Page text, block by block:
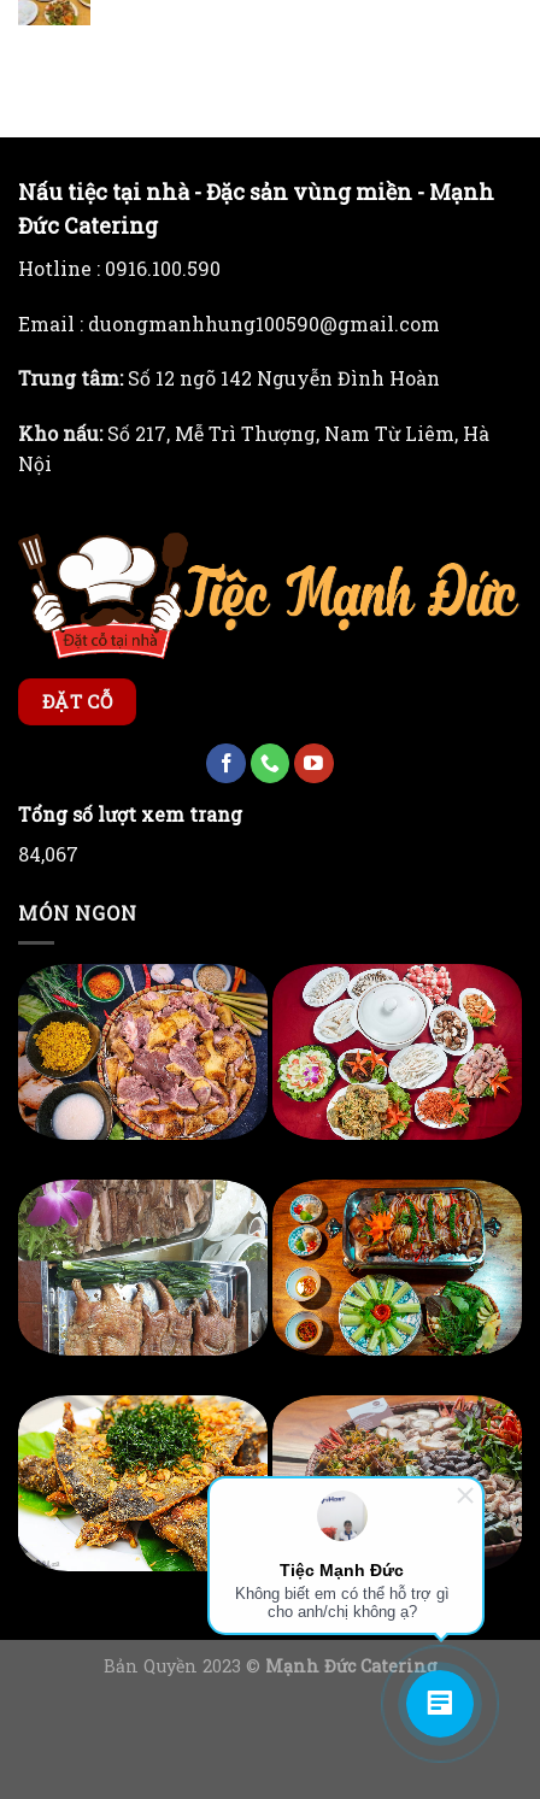
Nấu tiệc tại nhà - Đặc sản vùng miền - Mạnh
Đức Catering
Hotline : 0916.100.590
Email : duongmanhhung100590@gmail.com
Trung tâm:Số 12 ngõ 142 Nguyễn Đình Hoàn
Kho nấu:Số 217, Mễ Trì Thượng, Nam Từ Liêm, Hà
Nội
ĐẶT CỖ
Tổng số lượt xem trang
84,067
MÓN NGON
Bản Quyền 2023 © Mạnh Đức Catering
Tiệc Mạnh Đức
Không biết em có thể hỗ trợ gì
cho anh/chị không ạ?